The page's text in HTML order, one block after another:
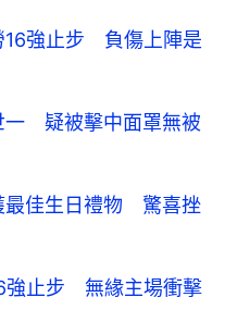
16強止步 負傷上陣是
一 疑被擊中面罩無被
最佳生日禮物 驚喜挫
強止步 無緣主場衝擊